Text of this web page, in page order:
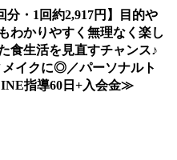
・1回約2,917円】目的や
わかりやすく無理なく楽し
食生活を見直すチャンス♪
イクに◎／パーソナルト
指導60日+入会金≫